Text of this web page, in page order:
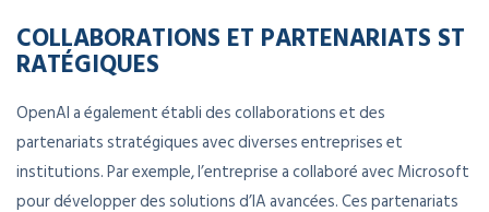
COLLABORATIONS ET PARTENARIATS ST
RATÉGIQUES
OpenAI a également établi des collaborations et des
partenariats stratégiques avec diverses entreprises et
institutions. Par exemple, l’entreprise a collaboré avec Microsoft
pour développer des solutions d’IA avancées. Ces partenariats